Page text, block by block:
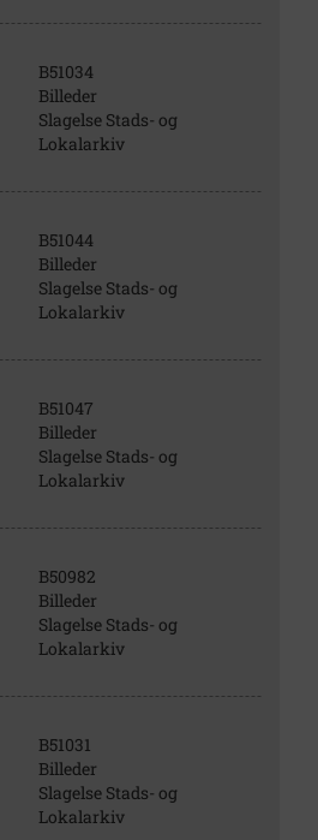
B51034
Billeder
Slagelse Stads- og
Lokalarkiv
B51044
Billeder
Slagelse Stads- og
Lokalarkiv
B51047
Billeder
Slagelse Stads- og
Lokalarkiv
B50982
Billeder
Slagelse Stads- og
Lokalarkiv
B51031
Billeder
Slagelse Stads- og
Lokalarkiv